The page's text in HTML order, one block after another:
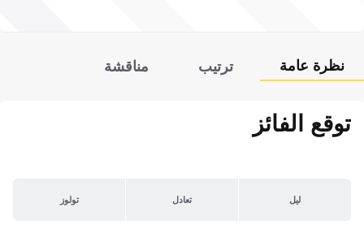
نظرة عامة ترتيب مناقشة
توقع الفائز
ليل تعادل تولوز